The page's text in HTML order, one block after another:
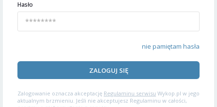
Hasło
nie pamiętam hasła
ZALOGUJ SIĘ
Zalogowanie oznacza akceptację Regulaminu serwisu Wykop.pl w jego
aktualnym brzmieniu. Jeśli nie akceptujesz Regulaminu w całości,